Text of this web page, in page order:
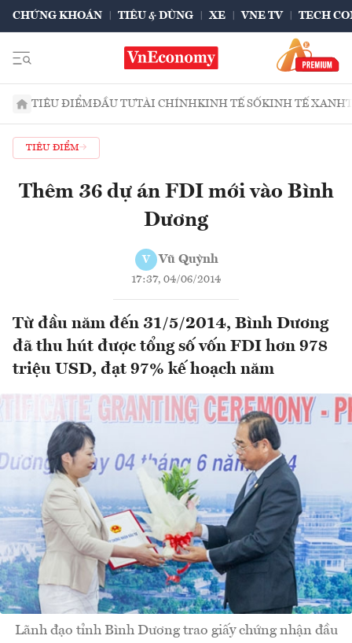
CHỨNG KHOÁN TIÊU & DÙNG XE VNE TV TECH
TIÊU ĐIỂMĐẦU TƯTÀI CHÍNHKINH TẾ SỐKINH TẾ XANH
TIÊU ĐIỂM
Thêm 36 dự án FDI mới vào Bình
Dương
V Vũ Quỳnh
17:37, 04/06/2014
Từ đầu năm đến 31/5/2014, Bình Dương
đã thu hút được tổng số vốn FDI hơn 978
triệu USD, đạt 97% kế hoạch năm
Lãnh đạo tỉnh Bình Dương trao giấy chứng nhận đầu